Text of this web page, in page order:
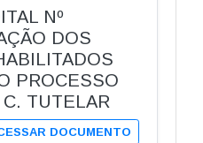
Nº
DOS
PROCESSO
TUTELAR
DOCUMENTO